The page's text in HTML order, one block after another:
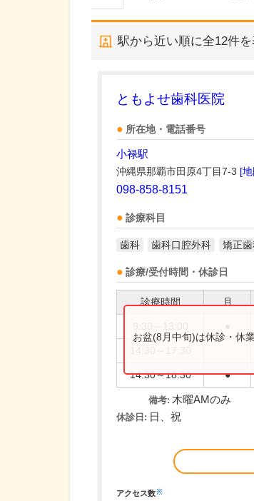
駅から近い順に全12件
ともよせ歯科医院
所在地・電話番号
小禄駅
沖縄県那覇市田原4丁目7-3 [
098-858-8151
診療科目
歯科 歯科口腔外科 矯正
診療/受付時間・休診日
診療時間 月
14:30～18:30 ●
お盆(8月中旬)は休診・休
備考: 木曜AMのみ
休診日: 日、祝
アクセス数※